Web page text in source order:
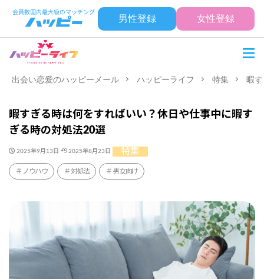
男性登録 女性登録
出会い恋愛のハッピーメール ハッピーライフ 特集 暇
暇すぎる時は何をすればいい？休日や仕事中に暇す
ぎる時の対処法20選
2025年9月13日 2025年8月23日 特集
ノウハウ 対処法 男女向け